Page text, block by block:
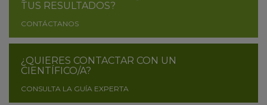
TUS RESULTADOS?
CONTÁCTANOS
¿QUIERES CONTACTAR CON UN
CIENTÍFICO/A?
CONSULTA LA GUÍA EXPERTA